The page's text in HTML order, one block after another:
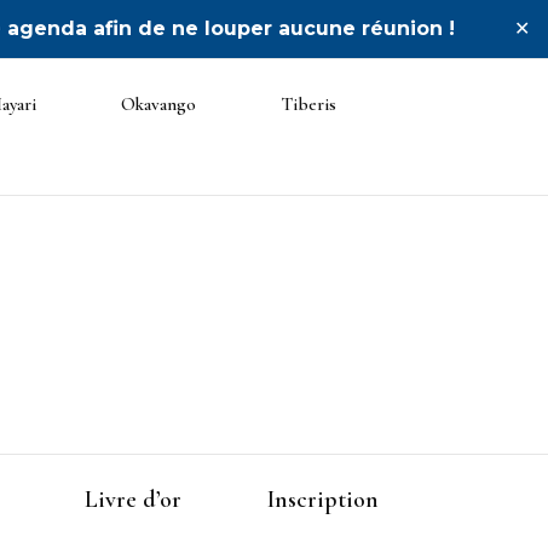
afin de ne louper aucune réunion ! ✕
Okavango
Tiberis
Livre d’or
Inscription